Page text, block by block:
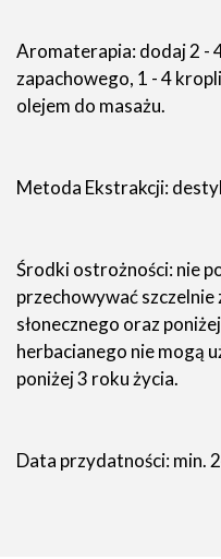
Aromaterapia: dodaj 2 -
zapachowego, 1 - 4
olejem do masażu.
Metoda Ekstrakcji:
Środki ostrożności: nie
przechowywać szczelnie
słonecznego oraz
herbacianego nie mogą
poniżej 3 roku życia.
Data przydatności: min.